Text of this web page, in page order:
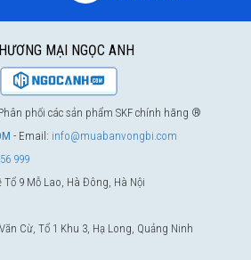
MẠI NGỌC ANH
phối các sản phẩm SKF chính hãng ®
- Email: info@muabanvongbi.com
999
Tổ 9 Mỗ Lao, Hà Đông, Hà Nội
Cừ, Tổ 1 Khu 3, Hạ Long, Quảng Ninh